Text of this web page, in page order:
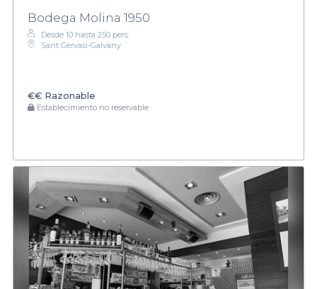
Bodega Molina 1950
Desde 10 hasta 250 pers.
Sant Gervasi-Galvany
€€ Razonable
Establecimiento no reservable